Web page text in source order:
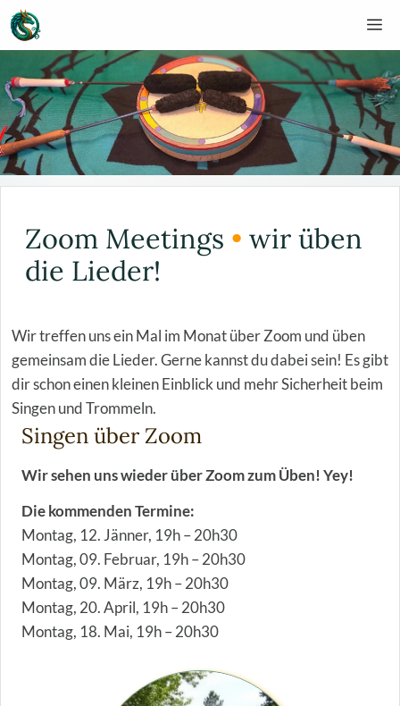
Zum
Inhalt
springen
Zoom Meetings • wir üben
die Lieder!
Wir treffen uns ein Mal im Monat über Zoom und üben
gemeinsam die Lieder. Gerne kannst du dabei sein! Es gibt
dir schon einen kleinen Einblick und mehr Sicherheit beim
Singen und Trommeln.
Singen über Zoom
Wir sehen uns wieder über Zoom zum Üben! Yey!
Die kommenden Termine:
Montag, 12. Jänner, 19h – 20h30
Montag, 09. Februar, 19h – 20h30
Montag, 09. März, 19h – 20h30
Montag, 20. April, 19h – 20h30
Montag, 18. Mai, 19h – 20h30